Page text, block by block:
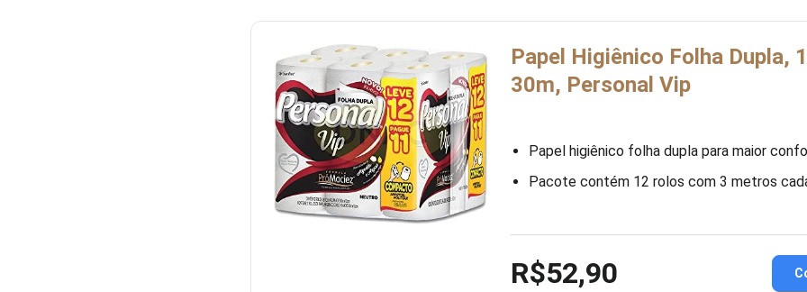
Papel Higiênico Folha Dupla,
30m, Personal Vip
Papel higiênico folha dupla para maior
Pacote contém 12 rolos com 3 metros
R$52,90